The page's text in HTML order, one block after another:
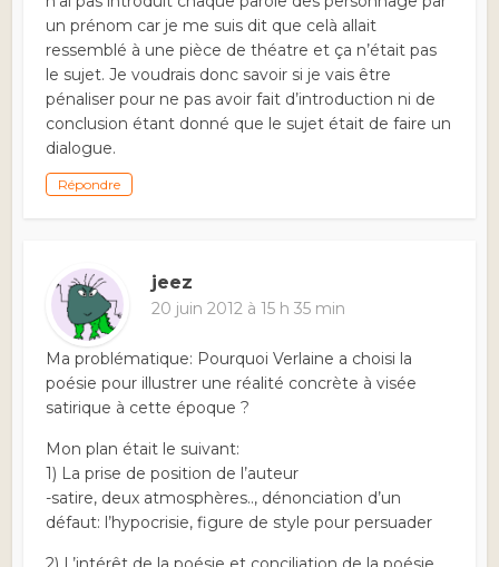
un prénom car je me suis dit que celà allait
ressemblé à une pièce de théatre et ça n’était pas
le sujet. Je voudrais donc savoir si je vais être
pénaliser pour ne pas avoir fait d’introduction ni de
conclusion étant donné que le sujet était de faire un
dialogue.
Répondre
jeez
20 juin 2012 à 15 h 35 min
Ma problématique: Pourquoi Verlaine a choisi la
poésie pour illustrer une réalité concrète à visée
satirique à cette époque ?
Mon plan était le suivant:
1) La prise de position de l’auteur
-satire, deux atmosphères.., dénonciation d’un
défaut: l’hypocrisie, figure de style pour persuader